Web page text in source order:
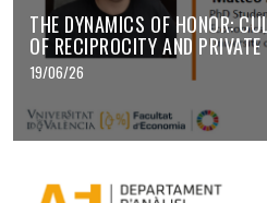
THE DYNAMICS OF HONOR:
OF RECIPROCITY AND
19/06/26